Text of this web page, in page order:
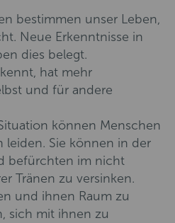
bestimmen unser Leben,
Neue Erkenntnisse in
dies belegt.
hat mehr
und für andere
können Menschen
leiden. Sie können in der
befürchten im nicht
Tränen zu versinken.
und ihnen Raum zu
sich mit ihnen zu